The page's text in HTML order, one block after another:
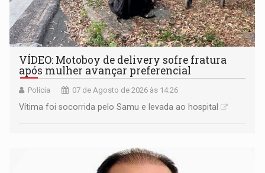
VÍDEO: Motoboy de delivery sofre fratura
após mulher avançar preferencial
Polícia 07 de Agosto de 2026 às 14:26
Vítima foi socorrida pelo Samu e levada ao hospital